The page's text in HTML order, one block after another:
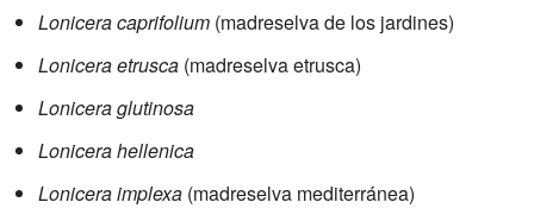
Lonicera caprifolium (madreselva de los jardines)
Lonicera etrusca (madreselva etrusca)
Lonicera glutinosa
Lonicera hellenica
Lonicera implexa (madreselva mediterránea)